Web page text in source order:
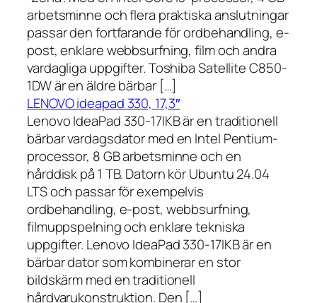
arbetsminne och flera praktiska anslutningar
passar den fortfarande för ordbehandling, e-
post, enklare webbsurfning, film och andra
vardagliga uppgifter. Toshiba Satellite C850-
1DW är en äldre bärbar […]
LENOVO ideapad 330, 17,3″
Lenovo IdeaPad 330-17IKB är en traditionell
bärbar vardagsdator med en Intel Pentium-
processor, 8 GB arbetsminne och en
hårddisk på 1 TB. Datorn kör Ubuntu 24.04
LTS och passar för exempelvis
ordbehandling, e-post, webbsurfning,
filmuppspelning och enklare tekniska
uppgifter. Lenovo IdeaPad 330-17IKB är en
bärbar dator som kombinerar en stor
bildskärm med en traditionell
hårdvarukonstruktion. Den […]